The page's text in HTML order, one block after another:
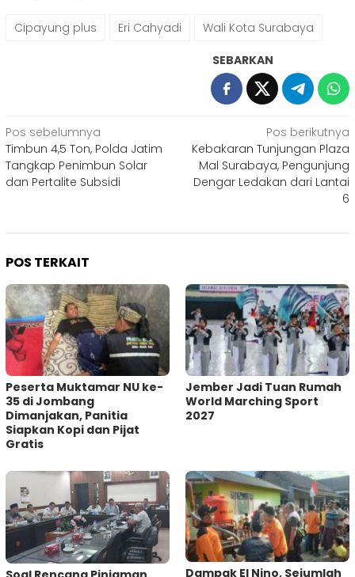
Cipayung plus Eri Cahyadi Wali Kota Surabaya
SEBARKAN
Navigasi
pos
Pos sebelumnya
Timbun 4,5 Ton, Polda Jatim
Tangkap Penimbun Solar
dan Pertalite Subsidi
Pos berikutnya
Kebakaran Tunjungan Plaza
Mal Surabaya, Pengunjung
Dengar Ledakan dari Lantai
6
POS TERKAIT
Peserta Muktamar NU ke-
35 di Jombang
Dimanjakan, Panitia
Siapkan Kopi dan Pijat
Gratis
Jember Jadi Tuan Rumah
World Marching Sport
2027
Dampak El Nino, Sejumlah